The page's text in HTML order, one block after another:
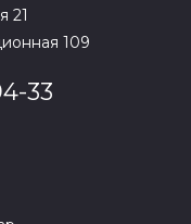
21
109
33